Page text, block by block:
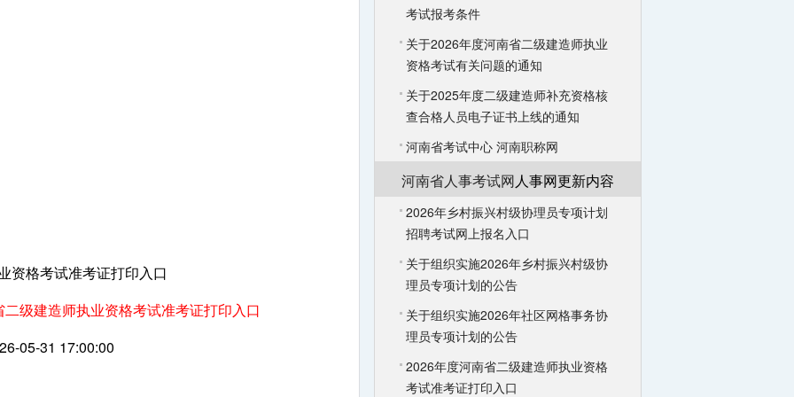
资格考试准考证打印入口
级建造师执业资格考试准考证打印入口
05-31 17:00:00
考试报考条件
关于2026年度河南省二级建造师执业
资格考试有关问题的通知
关于2025年度二级建造师补充资格核
查合格人员电子证书上线的通知
河南省考试中心 河南职称网
河南省人事考试网人事网更新内容
2026年乡村振兴村级协理员专项计划
招聘考试网上报名入口
关于组织实施2026年乡村振兴村级协
理员专项计划的公告
关于组织实施2026年社区网格事务协
理员专项计划的公告
2026年度河南省二级建造师执业资格
考试准考证打印入口